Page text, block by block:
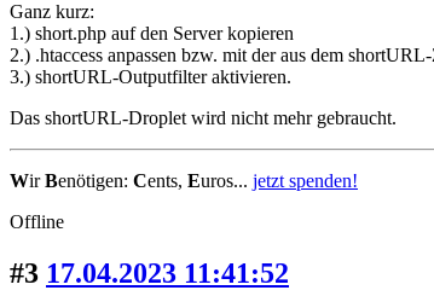
Ganz kurz:
1.) short.php auf den Server kopieren
2.) .htaccess anpassen bzw. mit der aus dem
3.) shortURL-Outputfilter aktivieren.
Das shortURL-Droplet wird nicht mehr gebraucht.
WirBenötigen: Cents, Euros... jetzt spenden!
Offline
#3 17.04.2023 11:41:52